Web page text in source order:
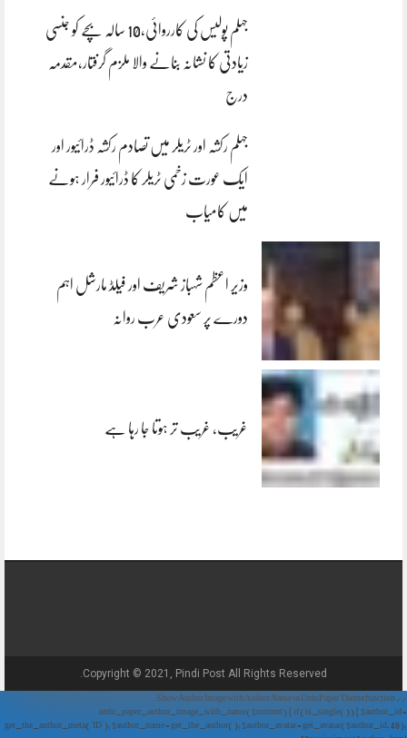
جہلم پولیس کی کارروائی،10 سالہ بچے کو جنسی
زیادتی کا نشانہ بنانے والا ملزم گرفتار،مقدمہ
درج
جہلم رکشہ اور ٹریلر میں تصادم رکشہ ڈرائیور اور
ایک عورت زخمی ٹریلر کا ڈرائیور فرار ہونے
میں کامیاب
وزیر اعظم شہباز شریف اور فیلڈ مارشل اہم
دورے پر سعودی عرب روانہ
غریب، غریب تر ہوتا جا رہا ہے
Copyright © 2021, Pindi Post All Rights Reserved.
// Show Author Image with Author Name in UrduPaper Theme function
urdu_paper_author_image_with_name($content) { if (is_single()) { $author_id =
get_the_author_meta('ID'); $author_name = get_the_author(); $author_avatar = get_avatar($author_id, 48);